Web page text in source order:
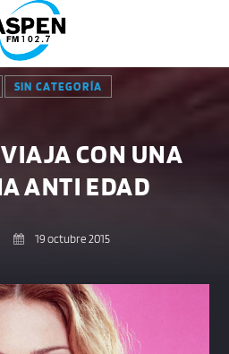
EN EL SITIO:
PÁGINA EN:
Facebook
SIN CATEGORÍA
CON UNA
ANTI EDAD
19 octubre 2015